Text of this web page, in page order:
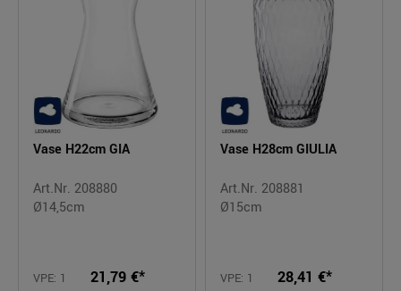
Vase H22cm GIA
Art.Nr. 208880
Ø14,5cm
VPE: 1
21,79 €*
Vase H28cm GIULIA
Art.Nr. 208881
Ø15cm
VPE: 1
28,41 €*